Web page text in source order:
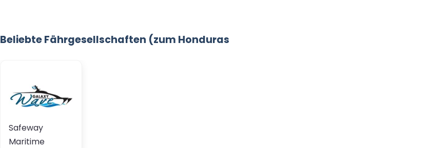
Beliebte Fährgesellschaften (zum Honduras
Safeway
Maritime